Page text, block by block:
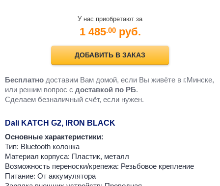
У нас приобретают за
1 485.00 руб.
ДОБАВИТЬ В ЗАКАЗ
Бесплатно доставим Вам домой, если Вы живёте в г.Минске,
или решим вопрос с доставкой по РБ.
Cделаем безналичный счёт, если нужен.
Dali KATCH G2, IRON BLACK
Основные характеристики:
Тип: Bluetooth колонка
Материал корпуса: Пластик, металл
Возможность переноски/крепежа: Резьбовое крепление
Питание: От аккумулятора